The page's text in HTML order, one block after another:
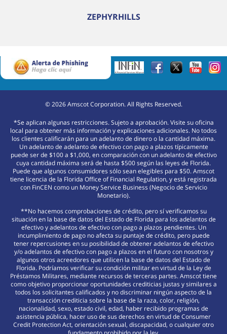
ZEPHYRHILLS
©2026Amscot Corporation. All Rights Reserved.
*Se aplican algunas restricciones. Sujeto a aprobación. Visite su oficina
local para obtener más información y explicaciones adicionales. No todos
los clientes calificarán para un adelanto de dinero o la cantidad máxima.
Un adelanto de adelanto de efectivo con pago a plazos típicamente
puede ser de $100 a $1,000, en comparación con un adelanto de efectivo
cuya cantidad máxima será de hasta $500 según las leyes de Florida.
Puede que algunos consumidores sólo sean elegibles para $50. Amscot
tiene licencia de la Florida Office of Financial Regulation, y está registrada
con FinCEN como un Money Service Business (Negocio de Servicio
Monetario).
**No hacemos comprobaciones de crédito, pero sí verificamos su
situación en la base de datos del Estado de Florida para los adelantos de
efectivo y adelantos de efectivo con pago a plazos pendientes. Un
incumplimiento de pago no afecta su puntaje de crédito, pero puede
tener repercusiones en su posibilidad de obtener adelantos de efectivo
y/o adelantos de efectivo con pago a plazos en el futuro con nosotros y
algunos otros acreedores que utilicen la base de datos del Estado de
Florida. Podríamos verificar su condición militar en virtud de la Ley de
Préstamos Militares, mediante recursos de terceras partes. Amscot tiene
como objetivo proporcionar oportunidades crediticias justas y similares a
todos los solicitantes calificados y no discriminar ningún aspecto de la
transacción crediticia sobre la base de la raza, color, religión,
nacionalidad, sexo, estado civil, edad, haber recibido programas de
asistencia pública, hacer uso de sus derechos en virtud de Consumer
Credit Protection Act, orientación sexual, discapacidad, o cualquier otro